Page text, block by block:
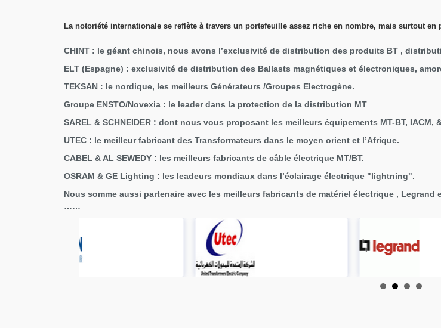
La notoriété internationale se reflète à travers un portefeuille assez riche en nombre, mais surtout
CHINT : le géant chinois, nous avons l’exclusivité de distribution des produits BT ,
ELT (Espagne) : exclusivité de distribution des Ballasts magnétiques et électroniques,
TEKSAN : le nordique, les meilleurs Générateurs /Groupes Electrogène.
Groupe ENSTO/Novexia : le leader dans la protection de la distribution MT
SAREL & SCHNEIDER : dont nous vous proposant les meilleurs équipements MT-BT, IACM,
UTEC : le meilleur fabricant des Transformateurs dans le moyen orient et l’Afrique.
CABEL & AL SEWEDY : les meilleurs fabricants de câble électrique MT/BT.
OSRAM & GE Lighting : les leadeurs mondiaux dans l’éclairage électrique "lightning".
Nous somme aussi partenaire avec les meilleurs fabricants de matériel électrique , Legrand
……